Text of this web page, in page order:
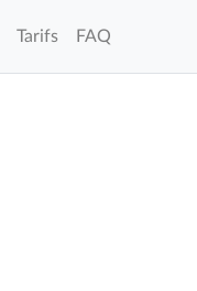
Tarifs FAQ